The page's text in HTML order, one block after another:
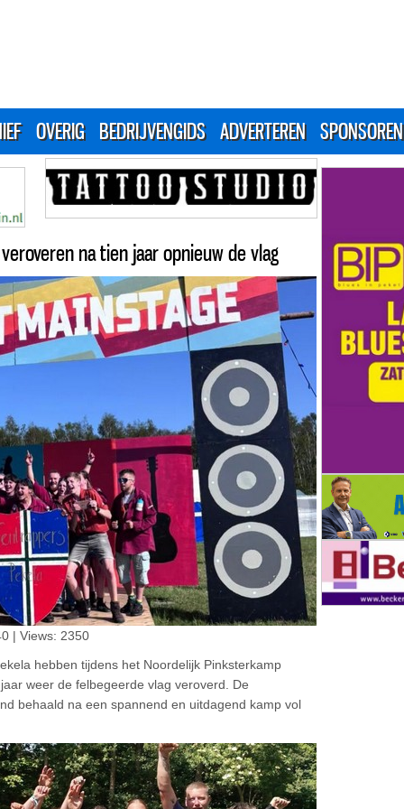
OVERIG BEDRIJVENGIDS ADVERTEREN SPONSOREN
na tien jaar opnieuw de vlag
| Views: 2350
hebben tijdens het Noordelijk Pinksterkamp
weer de felbegeerde vlag veroverd. De
behaald na een spannend en uitdagend kamp vol